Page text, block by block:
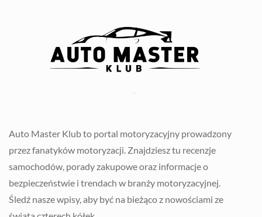
Auto Master Klub to portal motoryzacyjny prowadzony
przez fanatyków motoryzacji. Znajdziesz tu recenzje
samochodów, porady zakupowe oraz informacje o
bezpieczeństwie i trendach w branży motoryzacyjnej.
Śledź nasze wpisy, aby być na bieżąco z nowościami ze